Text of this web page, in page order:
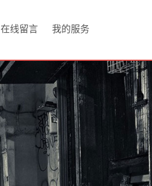
在线留言 我的服务